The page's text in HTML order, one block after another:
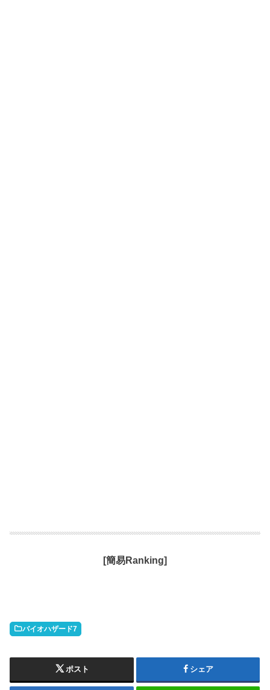
[簡易Ranking]
バイオハザード7
ポスト シェア